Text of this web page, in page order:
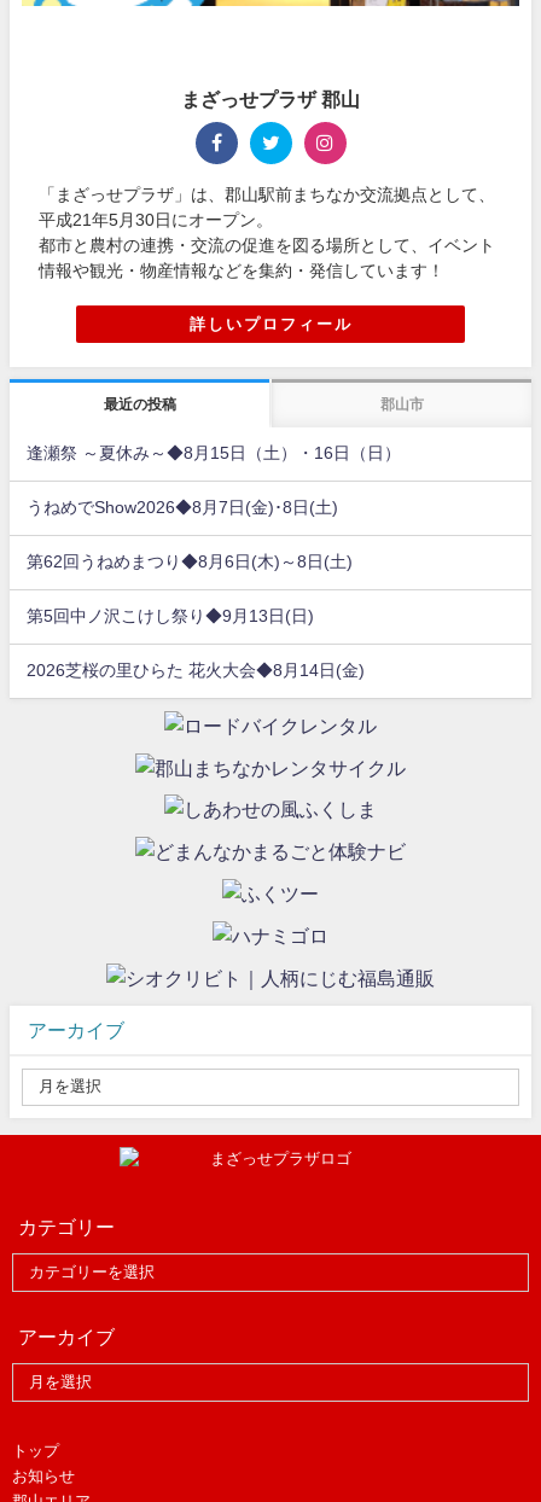
まざっせプラザ 郡山
「まざっせプラザ」は、郡山駅前まちなか交流拠点として、
平成21年5月30日にオープン。
都市と農村の連携・交流の促進を図る場所として、イベント
情報や観光・物産情報などを集約・発信しています！
詳しいプロフィール
最近の投稿 郡山市
逢瀬祭 ～夏休み～◆8月15日（土）・16日（日）
うねめでShow2026◆8月7日(金)･8日(土)
第62回うねめまつり◆8月6日(木)～8日(土)
第5回中ノ沢こけし祭り◆9月13日(日)
2026芝桜の里ひらた 花火大会◆8月14日(金)
アーカイブ
カテゴリー
アーカイブ
トップ
お知らせ